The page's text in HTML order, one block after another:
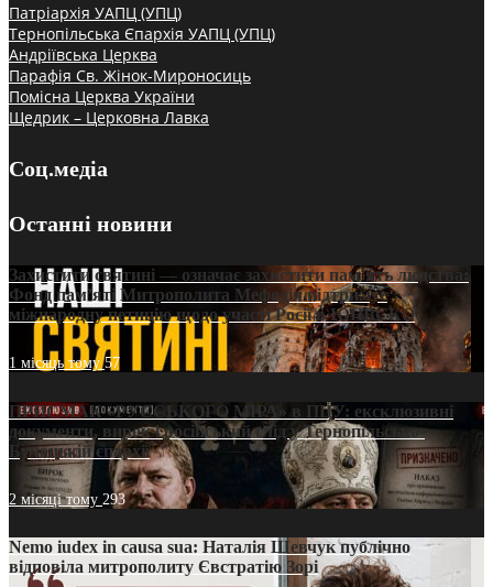
Патріархія УАПЦ (УПЦ)
Тернопільська Єпархія УАПЦ (УПЦ)
Андріївська Церква
Парафія Св. Жінок-Мироносиць
Помісна Церква України
Щедрик – Церковна Лавка
Соц.медіа
Останні новини
Захистити святині — означає захистити пам’ять людства:
Фонд пам’яті Митрополита Мефодія підтримує
міжнародну петицію щодо участі Росії в ЮНЕСКО
1 місяць тому57
ПРИСМАК «РУССЬКОГО МІРА» в ПЦУ: ексклюзивні
документи, вирок і російський слід у Тернопільсько-
Бучацькій єпархії
2 місяці тому 293
Nemo iudex in causa sua: Наталія Шевчук публічно
відповіла митрополиту Євстратію Зорі